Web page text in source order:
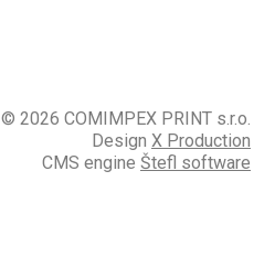
© 2026 COMIMPEX PRINT s.r.o.
Design X Production
CMS engine Štefl software